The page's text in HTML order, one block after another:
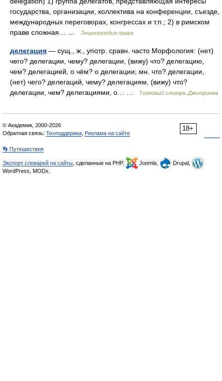
государства, организации, коллектива на конференции, съезде,
международных переговорах, конгрессах и т.п.; 2) в римском
праве сложная… …
Энциклопедия права
делегация — сущ., ж., употр. сравн. часто Морфология: (нет)
чего? делегации, чему? делегации, (вижу) что? делегацию,
чем? делегацией, о чём? о делегации; мн. что? делегации,
(нет) чего? делегаций, чему? делегациям, (вижу) что?
делегации, чем? делегациями, о… …
Толковый словарь Дмитриева
18+
© Академик, 2000-2026
Обратная связь: Техподдержка Реклама на сайте
👣 Путешествия
Экспорт словарей на сайты , сделанные на PHP, Joomla,
Drupal,
WordPress, MODx.